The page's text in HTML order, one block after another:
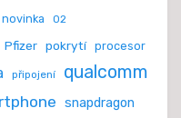
novinka O2
Pfizer pokrytí procesor
připojení qualcomm
snapdragon